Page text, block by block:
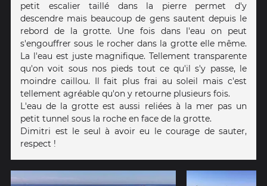
petit escalier taillé dans la pierre permet d'y
descendre mais beaucoup de gens sautent depuis le
rebord de la grotte. Une fois dans l'eau on peut
s'engouffrer sous le rocher dans la grotte elle même.
La l'eau est juste magnifique. Tellement transparente
qu'on voit sous nos pieds tout ce qu'il s'y passe, le
moindre caillou. Il fait plus frai au soleil mais c'est
tellement agréable qu'on y retourne plusieurs fois.
L'eau de la grotte est aussi reliées à la mer pas un
petit tunnel sous la roche en face de la grotte.
Dimitri est le seul à avoir eu le courage de sauter,
respect !